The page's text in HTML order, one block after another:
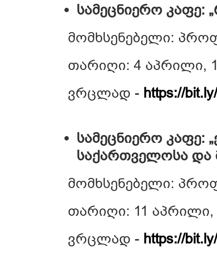
სამეცნიერო კაფე:
მომხსენებელი:
თარიღი: 4 აპრილი,
ვრცლად - https://
სამეცნიერო კაფე:
საქართველოსა და
მომხსენებელი:
თარიღი: 11 აპრილი,
ვრცლად - https://